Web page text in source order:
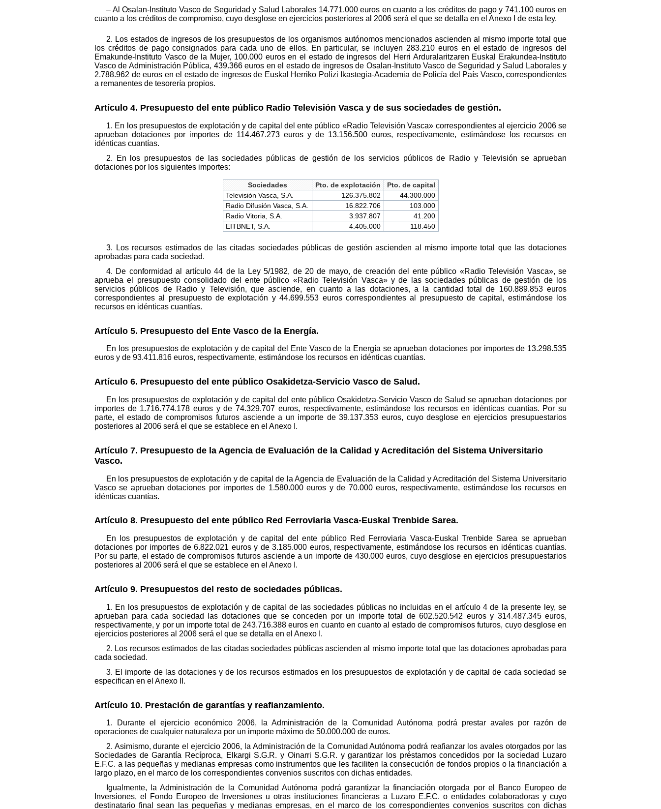
– Al Osalan-Instituto Vasco de Seguridad y Salud Laborales 14.771.000 euros en cuanto a los créditos de pago y 741.100 euros en
cuanto a los créditos de compromiso, cuyo desglose en ejercicios posteriores al 2006 será el que se detalla en el Anexo I de esta ley.
2. Los estados de ingresos de los presupuestos de los organismos autónomos mencionados ascienden al mismo importe total que
los créditos de pago consignados para cada uno de ellos. En particular, se incluyen 283.210 euros en el estado de ingresos del
Emakunde-Instituto Vasco de la Mujer, 100.000 euros en el estado de ingresos del Herri Arduralaritzaren Euskal Erakundea-Instituto
Vasco de Administración Pública, 439.366 euros en el estado de ingresos de Osalan-Instituto Vasco de Seguridad y Salud Laborales y
2.788.962 de euros en el estado de ingresos de Euskal Herriko Polizi Ikastegia-Academia de Policía del País Vasco, correspondientes
a remanentes de tesorería propios.
Artículo 4. Presupuesto del ente público Radio Televisión Vasca y de sus sociedades de gestión.
1. En los presupuestos de explotación y de capital del ente público «Radio Televisión Vasca» correspondientes al ejercicio 2006 se
aprueban dotaciones por importes de 114.467.273 euros y de 13.156.500 euros, respectivamente, estimándose los recursos en
idénticas cuantías.
2. En los presupuestos de las sociedades públicas de gestión de los servicios públicos de Radio y Televisión se aprueban
dotaciones por los siguientes importes:
Sociedades Pto. de explotación
Pto. de capital
Televisión Vasca, S.A.
126.375.802
44.300.000
Radio Difusión Vasca, S.A.
16.822.706
103.000
Radio Vitoria, S.A.
3.937.807
41.200
EITBNET, S.A.
4.405.000 118.450
3. Los recursos estimados de las citadas sociedades públicas de gestión ascienden al mismo importe total que las dotaciones
aprobadas para cada sociedad.
4. De conformidad al artículo 44 de la Ley 5/1982, de 20 de mayo, de creación del ente público «Radio Televisión Vasca», se
aprueba el presupuesto consolidado del ente público «Radio Televisión Vasca» y de las sociedades públicas de gestión de los
servicios públicos de Radio y Televisión, que asciende, en cuanto a las dotaciones, a la cantidad total de 160.889.853 euros
correspondientes al presupuesto de explotación y 44.699.553 euros correspondientes al presupuesto de capital, estimándose los
recursos en idénticas cuantías.
Artículo 5. Presupuesto del Ente Vasco de la Energía.
En los presupuestos de explotación y de capital del Ente Vasco de la Energía se aprueban dotaciones por importes de 13.298.535
euros y de 93.411.816 euros, respectivamente, estimándose los recursos en idénticas cuantías.
Artículo 6. Presupuesto del ente público Osakidetza-Servicio Vasco de Salud.
En los presupuestos de explotación y de capital del ente público Osakidetza-Servicio Vasco de Salud se aprueban dotaciones por
importes de 1.716.774.178 euros y de 74.329.707 euros, respectivamente, estimándose los recursos en idénticas cuantías. Por su
parte, el estado de compromisos futuros asciende a un importe de 39.137.353 euros, cuyo desglose en ejercicios presupuestarios
posteriores al 2006 será el que se establece en el Anexo I.
Artículo 7. Presupuesto de la Agencia de Evaluación de la Calidad y Acreditación del Sistema Universitario
Vasco.
En los presupuestos de explotación y de capital de la Agencia de Evaluación de la Calidad y Acreditación del Sistema Universitario
Vasco se aprueban dotaciones por importes de 1.580.000 euros y de 70.000 euros, respectivamente, estimándose los recursos en
idénticas cuantías.
Artículo 8. Presupuesto del ente público Red Ferroviaria Vasca-Euskal Trenbide Sarea.
En los presupuestos de explotación y de capital del ente público Red Ferroviaria Vasca-Euskal Trenbide Sarea se aprueban
dotaciones por importes de 6.822.021 euros y de 3.185.000 euros, respectivamente, estimándose los recursos en idénticas cuantías.
Por su parte, el estado de compromisos futuros asciende a un importe de 430.000 euros, cuyo desglose en ejercicios presupuestarios
posteriores al 2006 será el que se establece en el Anexo I.
Artículo 9. Presupuestos del resto de sociedades públicas.
1. En los presupuestos de explotación y de capital de las sociedades públicas no incluidas en el artículo 4 de la presente ley, se
aprueban para cada sociedad las dotaciones que se conceden por un importe total de 602.520.542 euros y 314.487.345 euros,
respectivamente, y por un importe total de 243.716.388 euros en cuanto en cuanto al estado de compromisos futuros, cuyo desglose en
ejercicios posteriores al 2006 será el que se detalla en el Anexo I.
2. Los recursos estimados de las citadas sociedades públicas ascienden al mismo importe total que las dotaciones aprobadas para
cada sociedad.
3. El importe de las dotaciones y de los recursos estimados en los presupuestos de explotación y de capital de cada sociedad se
especifican en el Anexo II.
Artículo 10. Prestación de garantías y reafianzamiento.
1. Durante el ejercicio económico 2006, la Administración de la Comunidad Autónoma podrá prestar avales por razón de
operaciones de cualquier naturaleza por un importe máximo de 50.000.000 de euros.
2. Asimismo, durante el ejercicio 2006, la Administración de la Comunidad Autónoma podrá reafianzar los avales otorgados por las
Sociedades de Garantía Recíproca, Elkargi S.G.R. y Oinarri S.G.R. y garantizar los préstamos concedidos por la sociedad Luzaro
E.F.C. a las pequeñas y medianas empresas como instrumentos que les faciliten la consecución de fondos propios o la financiación a
largo plazo, en el marco de los correspondientes convenios suscritos con dichas entidades.
Igualmente, la Administración de la Comunidad Autónoma podrá garantizar la financiación otorgada por el Banco Europeo de
Inversiones, el Fondo Europeo de Inversiones u otras instituciones financieras a Luzaro E.F.C. o entidades colaboradoras y cuyo
destinatario final sean las pequeñas y medianas empresas, en el marco de los correspondientes convenios suscritos con dichas